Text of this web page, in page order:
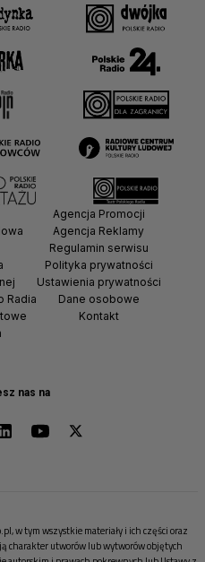
nas na
Radia
Agencja Promocji
Agencja Reklamy
Regulamin serwisu
Polityka prywatności
Ustawienia prywatności
Dane osobowe
Kontakt
w tym wszystkie materiały i ich części oraz
charakter utworów lub wytworów objętych